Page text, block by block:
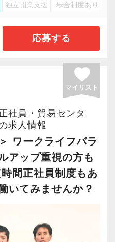
ある方
挑戦したい方
たい方
に関わりたい方
＞
相談可
す
でも歓迎です
ご連絡ください。
性の高い案件あり
がる環境
備
＞
人まで対応
独立開業支援 歩合制度あり
応募する
favorite
マイリスト
社員・貿易センタ
求人情報
ワークライフバラ
アップ重視の方も
間正社員制度もあ
いてみませんか？